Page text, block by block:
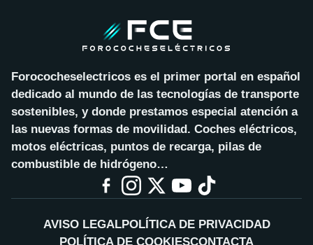
Forococheselectricos es el primer portal en español
dedicado al mundo de las tecnologías de transporte
sostenibles, y donde prestamos especial atención a
las nuevas formas de movilidad. Coches eléctricos,
motos eléctricas, puntos de recarga, pilas de
combustible de hidrógeno…
AVISO LEGALPOLÍTICA DE PRIVACIDAD
POLÍTICA DE COOKIESCONTACTA